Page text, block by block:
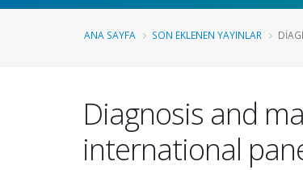
ANA SAYFA SON EKLENEN YAYINLAR
Diagnosis and
international